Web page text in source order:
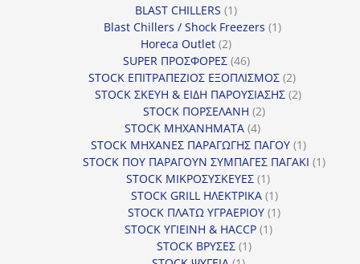
BLAST CHILLERS 11
προϊόν
Blast Chillers / Shock Freezers 11
Horeca Outlet 22
προϊόντα
SUPER ΠΡΟΣΦΟΡΕΣ 4646
προϊόντα
STOCK ΕΠΙΤΡΑΠΕΖΙΟΣ ΕΞΟΠΛΙΣΜΟΣ 22
προϊόντα
STOCK ΣΚΕΥΗ & ΕΙΔΗ ΠΑΡΟΥΣΙΑΣΗΣ 22
STOCK ΠΟΡΣΕΛΑΝΗ 22
STOCK ΜΗΧΑΝΗΜΑΤΑ 44
προϊόντα
STOCK ΜΗΧΑΝΕΣ ΠΑΡΑΓΩΓΗΣ ΠΑΓΟΥ 11
προϊόν
STOCK ΠΟΥ ΠΑΡΑΓΟΥΝ ΣΥΜΠΑΓΕΣ ΠΑΓΑΚΙ 11
STOCK ΜΙΚΡΟΣΥΣΚΕΥΕΣ 11
προϊόν
STOCK GRILL ΗΛΕΚΤΡΙΚΑ 11
προϊόν
STOCK ΠΛΑΤΩ ΥΓΡΑΕΡΙΟΥ 11
STOCK ΥΓΙΕΙΝΗ & HACCP 11
STOCK ΒΡΥΣΕΣ 11